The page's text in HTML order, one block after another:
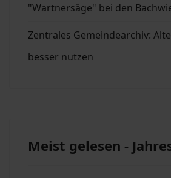
"Wartnersäge" bei den
Zentrales Gemeindearchiv:
besser nutzen
Meist gelesen -